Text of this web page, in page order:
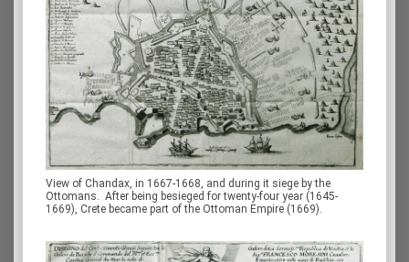
View of Chandax, in 1667-1668, and during it siege by the
Ottomans. After being besieged for twenty-four year (1645-
1669), Crete became part of the Ottoman Empire (1669).